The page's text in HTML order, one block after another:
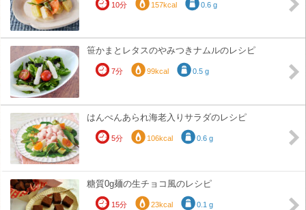
10分 157kcal 0.6 g
笹かまとレタスのやみつきナムルのレシピ
7分 99kcal 0.5 g
はんぺんあられ海老入りサラダのレシピ
5分 106kcal 0.6 g
糖質0g麺の生チョコ風のレシピ
15分 23kcal 0.1 g